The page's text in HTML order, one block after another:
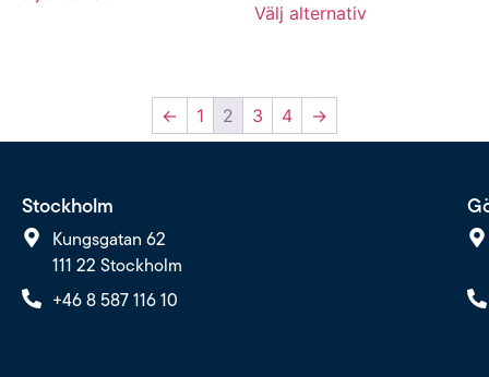
Välj alternativ
← 1 2 3 4 →
Stockholm
Kungsgatan 62
111 22 Stockholm
+46 8 587 116 10